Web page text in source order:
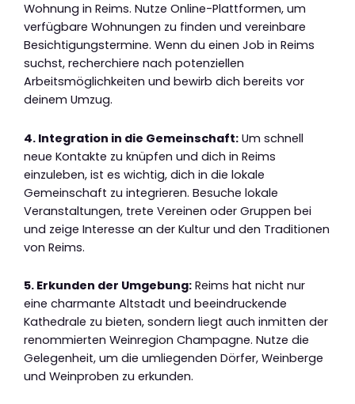
Wohnung in Reims. Nutze Online-Plattformen, um
verfügbare Wohnungen zu finden und vereinbare
Besichtigungstermine. Wenn du einen Job in Reims
suchst, recherchiere nach potenziellen
Arbeitsmöglichkeiten und bewirb dich bereits vor
deinem Umzug.
4. Integration in die Gemeinschaft: Um schnell
neue Kontakte zu knüpfen und dich in Reims
einzuleben, ist es wichtig, dich in die lokale
Gemeinschaft zu integrieren. Besuche lokale
Veranstaltungen, trete Vereinen oder Gruppen bei
und zeige Interesse an der Kultur und den Traditionen
von Reims.
5. Erkunden der Umgebung: Reims hat nicht nur
eine charmante Altstadt und beeindruckende
Kathedrale zu bieten, sondern liegt auch inmitten der
renommierten Weinregion Champagne. Nutze die
Gelegenheit, um die umliegenden Dörfer, Weinberge
und Weinproben zu erkunden.